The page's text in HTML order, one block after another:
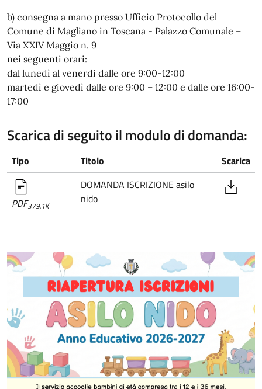
b) consegna a mano presso Ufficio Protocollo del
Comune di Magliano in Toscana - Palazzo Comunale –
Via XXIV Maggio n. 9
nei seguenti orari:
dal lunedì al venerdì dalle ore 9:00-12:00
martedì e giovedì dalle ore 9:00 – 12:00 e dalle ore 16:00-
17:00
Scarica di seguito il modulo di domanda:
Tipo Titolo Scarica
PDF379,1K
DOMANDA ISCRIZIONE asilo
nido